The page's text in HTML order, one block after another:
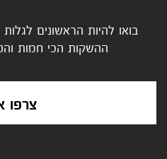
בואו להיות הראשונים
ההשקות הכי חמות
צרפו